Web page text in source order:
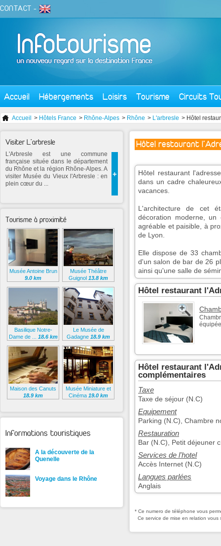
CONTACT -
Accueil Hébergements Loisirs Tourisme Circuits
Accueil > Hôtels France > Rhône-Alpes > Rhône > L'arbresle > Hôtel
Hôtel restaurant
Hôtel restaurant
dans un cadre
vacances.
L'architecture de cet
décoration moderne,
agréable et paisible, à
de Lyon.
Elle dispose de 33
d'un salon de bar de 26
ainsi qu'une salle de
Hôtel restaurant
Hôtel restaurant
complémentaires
Taxe
Taxe de séjour (N.C)
Equipement
Parking (N.C), Chambre
Restauration
Bar (N.C), Petit déjeuner
Services de l'hotel
Accès Internet (N.C)
Langues parlées
Anglais
* Ce numero de téléphone vous
Ce service de mise en relation
Visiter L'arbresle
+
L'Arbresle est une commune
française située dans le département
du Rhône et la région Rhône-Alpes. A
visiter Musée du Vieux l'Arbresle : en
plein cœur du ...
Tourisme à proximité
Musée Antoine Brun
9.0 km
Musée Théâtre
Guignol 13.8 km
Basilique Notre-
Dame de ... 18.6 km
Le Musée de
Gadagne 18.9 km
Maison des Canuts
18.9 km
Musée Miniature et
Cinéma 19.0 km
Informations touristiques
A la découverte de la
Quenelle
Voyage dans le Rhône